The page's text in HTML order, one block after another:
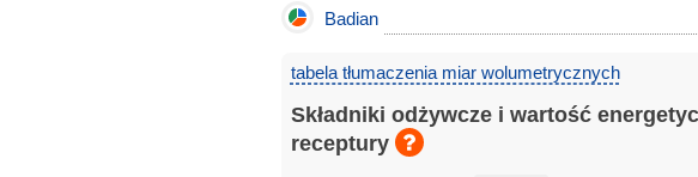
Badian
tabela tłumaczenia miar wolumetrycznych
Składniki odżywcze i wartość
receptury